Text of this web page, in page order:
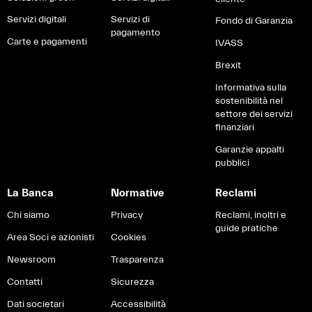
Servizi digitali
Carte e pagamenti
Servizi di
pagamento
La Banca
Chi siamo
Area Soci e azionisti
Newsroom
Contatti
Dati societari
Normative
Privacy
Cookies
Trasparenza
Sicurezza
Accessibilità
Reclami
Reclami, inoltri e
guide pratiche
Fondo di Garanzia
IVASS
Brexit
Informativa sulla
sostenibilità nel
settore dei servizi
finanziari
Garanzie appalti
pubblici